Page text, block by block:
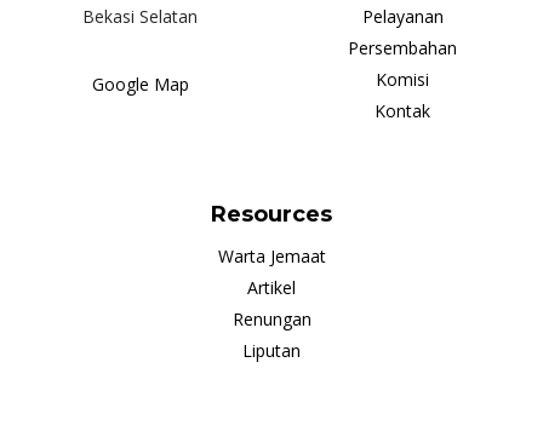
Bekasi Selatan
Google Map
Pelayanan
Persembahan
Komisi
Kontak
Resources
Warta Jemaat
Artikel
Renungan
Liputan